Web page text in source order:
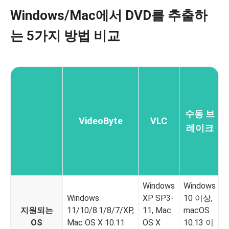
Windows/Mac에서 DVD를 추출하
는 5가지 방법 비교
VideoByte VLC
수동 브
레이크
지원되는
OS
Windows
11/10/8.1/8/7/XP,
Mac OS X 10.11
Windows
XP SP3-
11, Mac
OS X
Windows
10 이상,
macOS
10.13 이